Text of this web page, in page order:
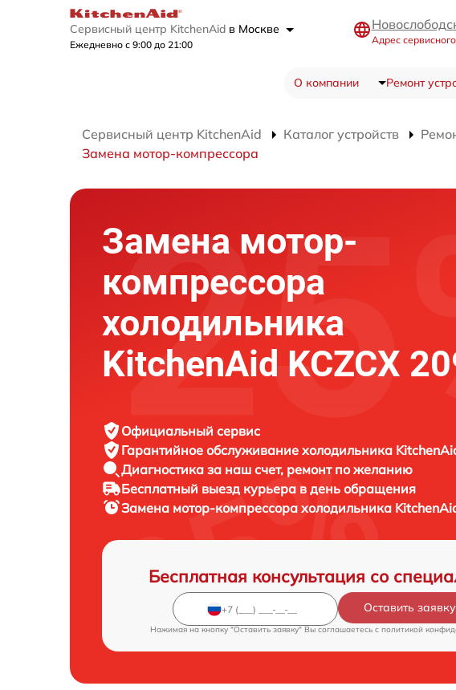
Сервисный центр KitchenAid в Москве
Ежедневно с 9:00 до 21:00 Адрес
О компании Ремонт
Сервисный центр KitchenAid Каталог устройств
Замена мотор-компрессора
Замена мотор-
компрессора
холодильника
KitchenAid KCZCX
Официальный сервис
Гарантийное обслуживание холодильника
Диагностика за наш счет, ремонт по желанию
Бесплатный выезд курьера в день обращения
Замена мотор-компрессора холодильника
Бесплатная консультация со
Оставить заявку
Нажимая на кнопку "Оставить заявку" Вы соглашаетесь c политикой